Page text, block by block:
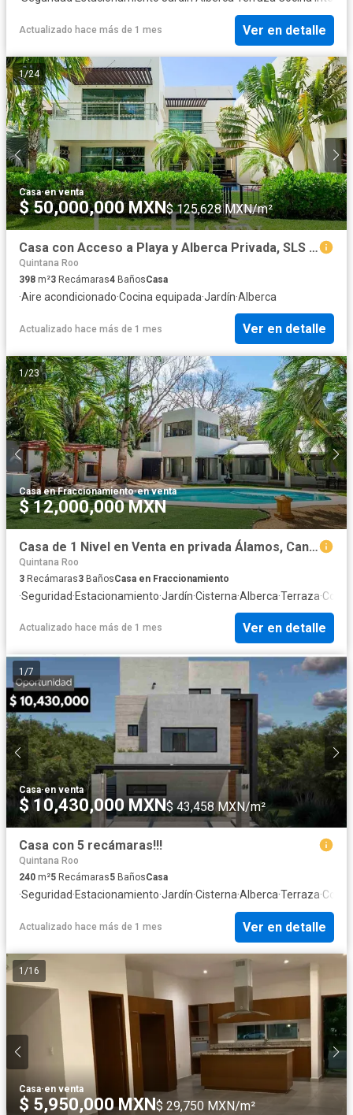
Actualizado hace más de 1 mes Ver en detalle
1/24
Casa·en venta
$ 50,000,000 MXN$ 125,628 MXN/m²
Casa con Acceso a Playa y Alberca Privada, SLS Residences
Quintana Roo
398 m²3 Recámaras4 BañosCasa
·Aire acondicionado·Cocina equipada·Jardín·Alberca
Actualizado hace más de 1 mes Ver en detalle
1/23
Casa en Fraccionamiento·en venta
$ 12,000,000 MXN
Casa de 1 Nivel en Venta en privada Álamos, Cancún
Quintana Roo
3 Recámaras3 BañosCasa en Fraccionamiento
·Seguridad·Estacionamiento·Jardín·Cisterna·Alberca·Terraza·
Actualizado hace más de 1 mes Ver en detalle
1 /7
Casa·en venta
$ 10,430,000 MXN$ 43,458 MXN/m²
Casa con 5 recámaras!!!
Quintana Roo
240 m²5 Recámaras5 BañosCasa
·Seguridad·Estacionamiento·Jardín·Cisterna·Alberca·Terraza·
Actualizado hace más de 1 mes Ver en detalle
1 /16
Casa·en venta
$ 5,950,000 MXN$ 29,750 MXN/m²